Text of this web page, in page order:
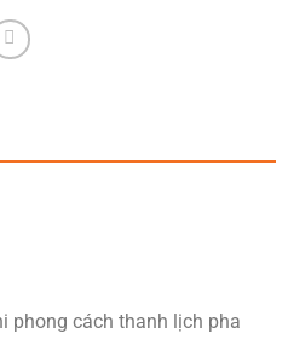
phong cách thanh lịch pha